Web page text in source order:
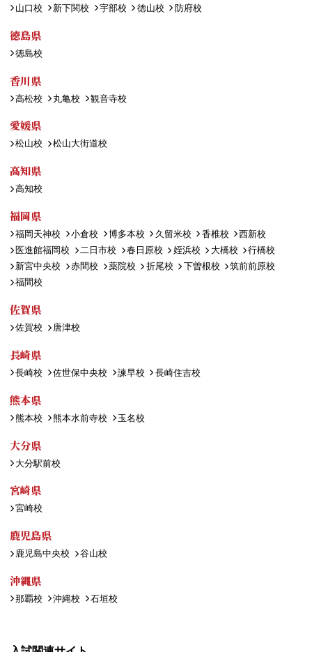
山口校 新下関校 宇部校 徳山校 防府校
徳島県
徳島校
香川県
高松校 丸亀校 観音寺校
愛媛県
松山校 松山大街道校
高知県
高知校
福岡県
福岡天神校 小倉校 博多本校 久留米校 香椎校
西新校
医進館福岡校
二日市校 春日原校 姪浜校 大橋校
行橋校
新宮中央校
赤間校 薬院校 折尾校 下曽根校
筑前前原校
福間校
佐賀県
佐賀校 唐津校
長崎県
長崎校 佐世保中央校 諫早校 長崎住吉校
熊本県
熊本校 熊本水前寺校 玉名校
大分県
大分駅前校
宮崎県
宮崎校
鹿児島県
鹿児島中央校 谷山校
沖縄県
那覇校 沖縄校 石垣校